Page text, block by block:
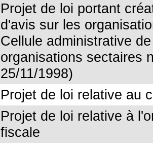
Projet de loi portant
d'avis sur les
Cellule administrative
organisations sectaires
25/11/1998)
Projet de loi relative au
Projet de loi relative à
fiscale